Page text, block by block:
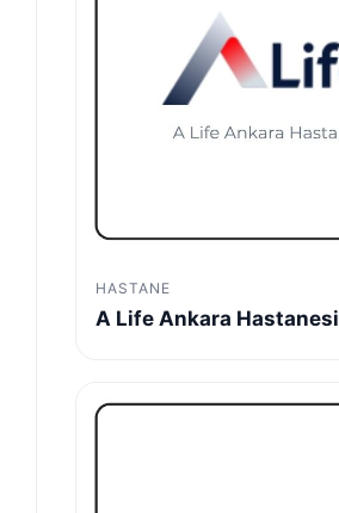
HASTANE
A Life Ankara Hastanesi